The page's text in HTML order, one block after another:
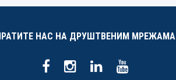
НАС НА ДРУШТВЕНИМ МРЕЖАМА